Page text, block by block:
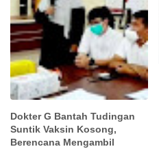
Dokter G Bantah Tudingan
Suntik Vaksin Kosong,
Berencana Mengambil